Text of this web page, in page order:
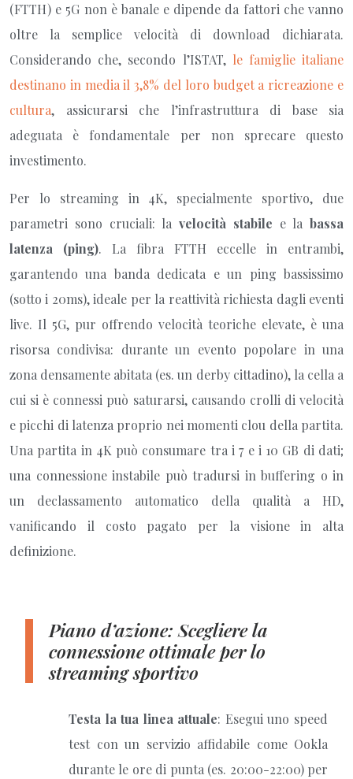
(FTTH) e 5G non è banale e dipende da fattori che vanno
oltre la semplice velocità di download dichiarata.
Considerando che, secondo l’ISTAT, le famiglie italiane
destinano in media il 3,8% del loro budget a ricreazione e
cultura, assicurarsi che l’infrastruttura di base sia
adeguata è fondamentale per non sprecare questo
investimento.
Per lo streaming in 4K, specialmente sportivo, due
parametri sono cruciali: la velocità stabile e la bassa
latenza (ping). La fibra FTTH eccelle in entrambi,
garantendo una banda dedicata e un ping bassissimo
(sotto i 20ms), ideale per la reattività richiesta dagli eventi
live. Il 5G, pur offrendo velocità teoriche elevate, è una
risorsa condivisa: durante un evento popolare in una
zona densamente abitata (es. un derby cittadino), la cella a
cui si è connessi può saturarsi, causando crolli di velocità
e picchi di latenza proprio nei momenti clou della partita.
Una partita in 4K può consumare tra i 7 e i 10 GB di dati;
una connessione instabile può tradursi in buffering o in
un declassamento automatico della qualità a HD,
vanificando il costo pagato per la visione in alta
definizione.
Piano d’azione: Scegliere la
connessione ottimale per lo
streaming sportivo
Testa la tua linea attuale: Esegui uno speed
test con un servizio affidabile come Ookla
durante le ore di punta (es. 20:00-22:00) per